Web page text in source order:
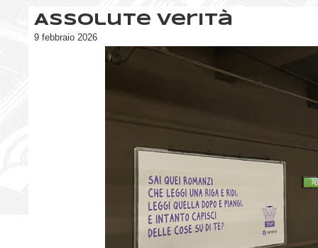
Assolute verità
9 febbraio 2026